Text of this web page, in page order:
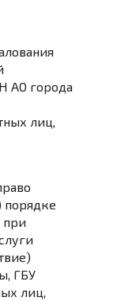
АО города
лиц,
порядке
при
ГБУ
лиц,